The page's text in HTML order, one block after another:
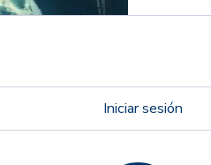
Iniciar sesión